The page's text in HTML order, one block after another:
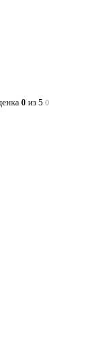
0 из 5 0